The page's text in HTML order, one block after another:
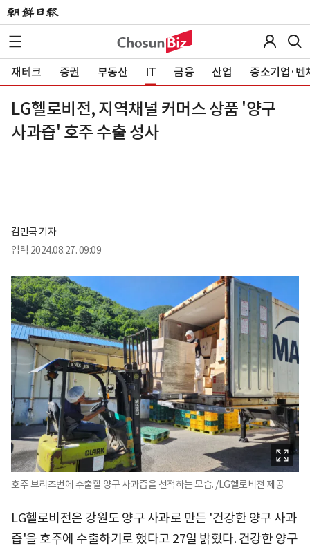
재테크 증권 부동산 IT 금융 산업 중소기업·벤
LG헬로비전, 지역채널 커머스 상품 '양구
사과즙' 호주 수출 성사
김민국 기자
입력 2024.08.27. 09:09
호주 브리즈번에 수출할 양구 사과즙을 선적하는 모습. /LG헬로비전 제공
LG헬로비전은 강원도 양구 사과로 만든 '건강한 양구 사과
즙'을 호주에 수출하기로 했다고 27일 밝혔다. 건강한 양구